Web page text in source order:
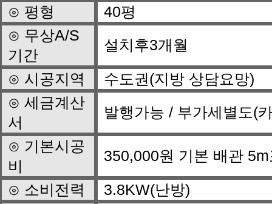
⊙ 평형
40평
기간
설치후3개월
⊙ 시공지역
수도권(지방 상담요망)
서
발행가능 / 부가세별도(
비
350,000원 기본 배관
⊙ 소비전력
3.8KW(난방)